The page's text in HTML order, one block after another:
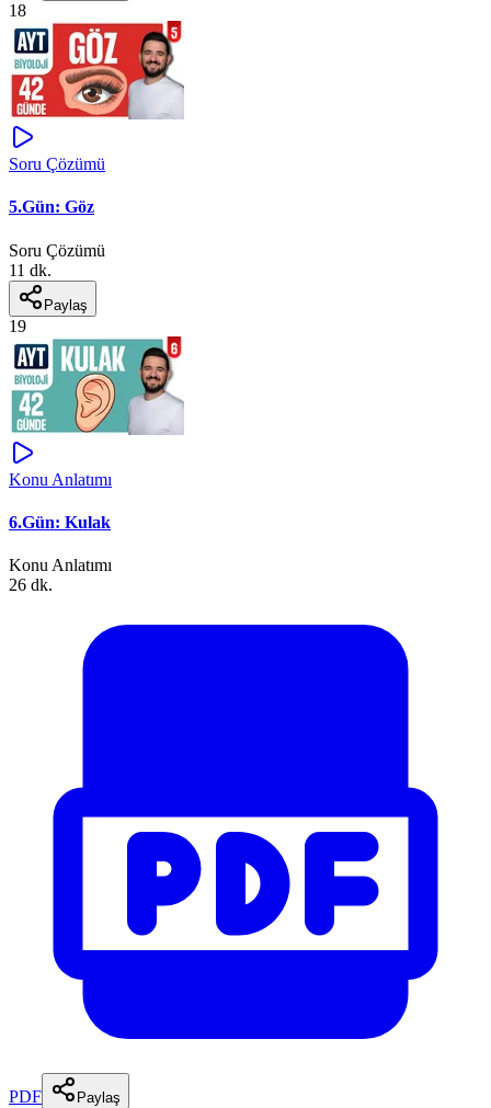
18
Soru Çözümü
5.Gün: Göz
Soru Çözümü
11 dk.
Paylaş
19
Konu Anlatımı
6.Gün: Kulak
Konu Anlatımı
26 dk.
PDF Paylaş